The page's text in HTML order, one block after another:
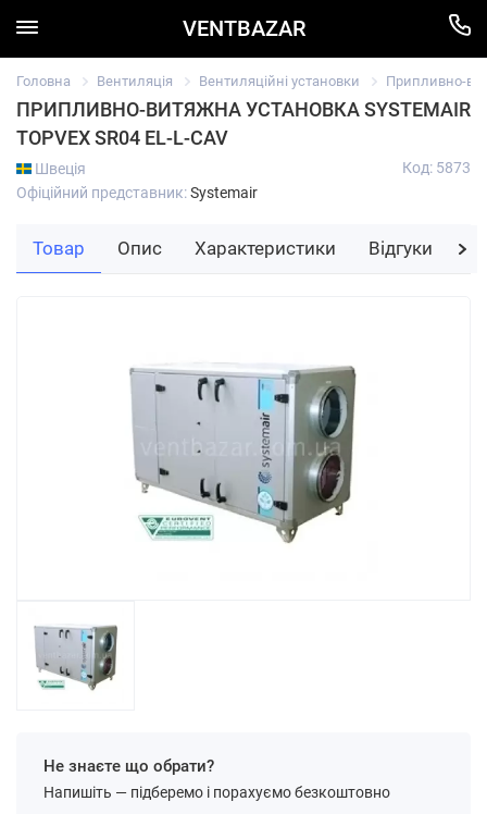
VENTBAZAR
Головна Вентиляція Вентиляційні установки Припливно-
ПРИПЛИВНО-ВИТЯЖНА УСТАНОВКА SYSTEMAIR
TOPVEX SR04 EL-L-CAV
Швеція
Офіційний представник:Systemair
Код: 5873
Не знаєте що обрати?
Напишіть — підберемо і порахуємо безкоштовно
Товар Опис Характеристики Відгуки